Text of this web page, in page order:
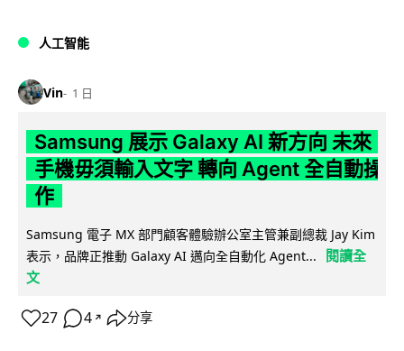
人工智能
Vin 1 日
Samsung 展示 Galaxy AI 新方向 未來
手機毋須輸入文字 轉向 Agent 全自動操
作
Samsung 電子 MX 部門顧客體驗辦公室主管兼副總裁 Jay Kim
表示，品牌正推動 Galaxy AI 邁向全自動化 Agent...
閱讀全
文
27 4 ↗ 分享